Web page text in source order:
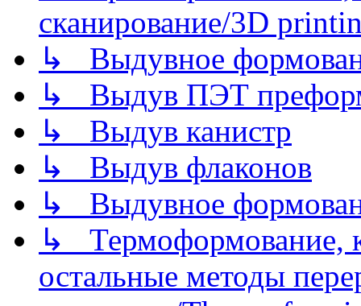
сканирование/3D
↳ Выдувное
↳ Выдув ПЭТ
↳ Выдув канистр
↳ Выдув флаконов
↳ Выдувное
↳ Термоформование,
остальные методы